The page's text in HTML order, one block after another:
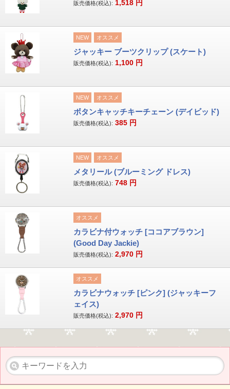
販売価格(税込): 1,518 円
NEW オススメ
ジャッキー ブーツクリップ (スケート)
販売価格(税込): 1,100 円
NEW オススメ
ボタンキャッチキーチェーン (デイビッド)
販売価格(税込): 385 円
NEW オススメ
メタリール (ブルーミング ドレス)
販売価格(税込): 748 円
オススメ
カラビナ付ウォッチ [ココアブラウン]
(Good Day Jackie)
販売価格(税込): 2,970 円
オススメ
カラビナウォッチ [ピンク] (ジャッキーフ
ェイス)
販売価格(税込): 2,970 円